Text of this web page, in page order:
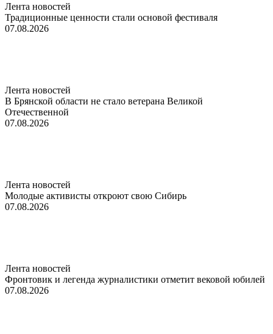
Лента новостей
Традиционные ценности стали основой фестиваля
07.08.2026
Лента новостей
В Брянской области не стало ветерана Великой
Отечественной
07.08.2026
Лента новостей
Молодые активисты откроют свою Сибирь
07.08.2026
Лента новостей
Фронтовик и легенда журналистики отметит вековой юбилей
07.08.2026